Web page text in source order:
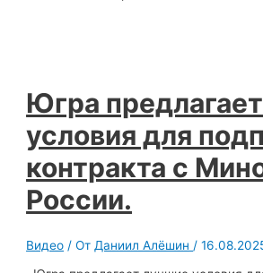
Югра
условия для
контракта с
России.
Видео / От Даниил Алёшин /